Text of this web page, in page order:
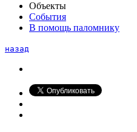
Объекты
События
В помощь паломнику
назад